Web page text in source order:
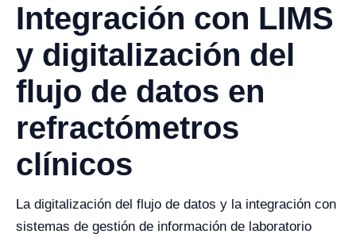
Integración con LIMS
y digitalización del
flujo de datos en
refractómetros
clínicos
La digitalización del flujo de datos y la integración con
sistemas de gestión de información de laboratorio